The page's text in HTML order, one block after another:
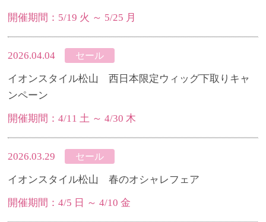
開催期間：5/19 火 ～ 5/25 月
2026.04.04 セール
イオンスタイル松山 西日本限定ウィッグ下取りキャ
ンペーン
開催期間：4/11 土 ～ 4/30 木
2026.03.29 セール
イオンスタイル松山 春のオシャレフェア
開催期間：4/5 日 ～ 4/10 金